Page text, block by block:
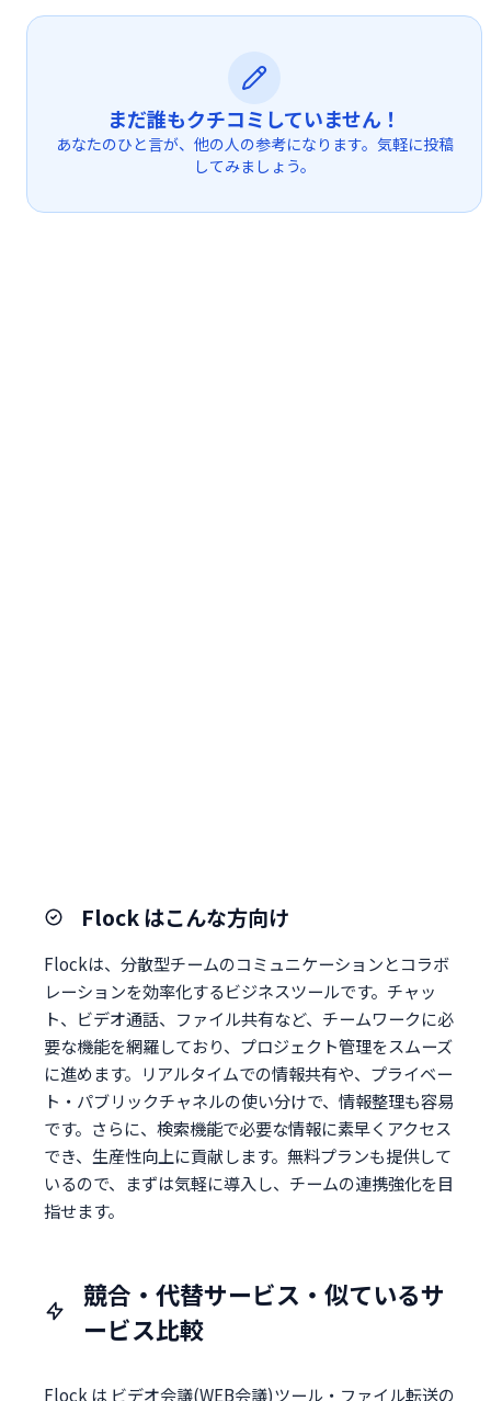
まだ誰もクチコミしていません！
あなたのひと言が、他の人の参考になります。気軽に投稿
してみましょう。
Flock はこんな方向け
Flockは、分散型チームのコミュニケーションとコラボ
レーションを効率化するビジネスツールです。チャッ
ト、ビデオ通話、ファイル共有など、チームワークに必
要な機能を網羅しており、プロジェクト管理をスムーズ
に進めます。リアルタイムでの情報共有や、プライベー
ト・パブリックチャネルの使い分けで、情報整理も容易
です。さらに、検索機能で必要な情報に素早くアクセス
でき、生産性向上に貢献します。無料プランも提供して
いるので、まずは気軽に導入し、チームの連携強化を目
指せます。
競合・代替サービス・似ているサ
ービス比較
Flock は ビデオ会議(WEB会議)ツール・ファイル転送の